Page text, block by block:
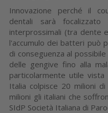
Innovazione perché il
dentali sarà
interprossimali (tra dente
l'accumulo dei batteri può
di conseguenza al
delle gengive fino alla
particolarmente utile vista
Italia colpisce 20 milioni
milioni gli italiani che
SIdP Società Italiana di